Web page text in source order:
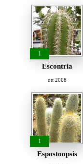
1
Escontria
ott 2008
1
Espostoopsis